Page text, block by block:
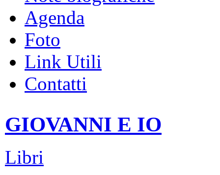
Agenda
Foto
Link Utili
Contatti
GIOVANNI E IO
Libri